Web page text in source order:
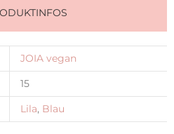
JOIA vegan
15
Lila, Blau